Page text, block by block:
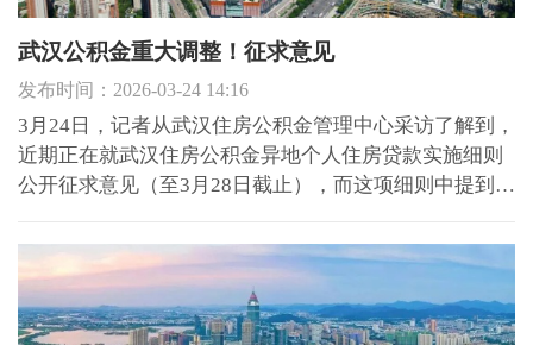
武汉公积金重大调整！征求意见
发布时间：2026-03-24 14:16
3月24日，记者从武汉住房公积金管理中心采访了解到，
近期正在就武汉住房公积金异地个人住房贷款实施细则
公开征求意见（至3月28日截止），而这项细则中提到：
转公业务。 原来的细则已超过有效期，且已不能满足现
行管理要求，需要重新修订，更好地支持缴存职工跨区
域购房。...